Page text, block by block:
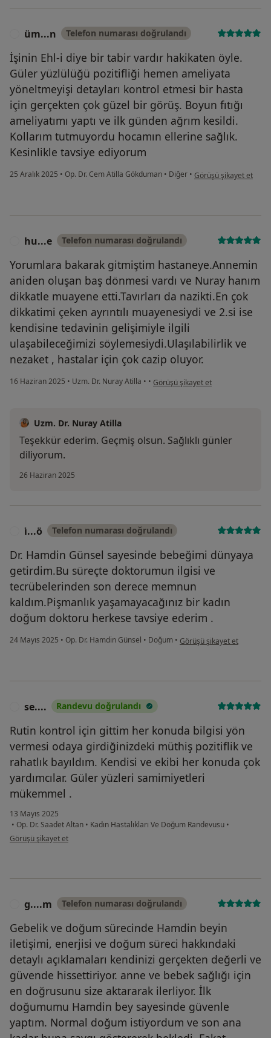
üm...n Telefon numarası doğrulandı
İşinin Ehl-i diye bir tabir vardır hakikaten öyle.
Güler yüzlülüğü pozitifliği hemen ameliyata
yöneltmeyişi detayları kontrol etmesi bir hasta
için gerçekten çok güzel bir görüş. Boyun fıtığı
ameliyatımı yaptı ve ilk günden ağrım kesildi.
Kollarım tutmuyordu hocamın ellerine sağlık.
Kesinlikle tavsiye ediyorum
25 Aralık 2025 • Op. Dr. Cem Atilla Gökduman • Diğer • kullanıcının görüşüne
Görüşü şikayet et
hu...e Telefon numarası doğrulandı
Yorumlara bakarak gitmiştim hastaneye.Annemin
aniden oluşan baş dönmesi vardı ve Nuray hanım
dikkatle muayene etti.Tavırları da nazikti.En çok
dikkatimi çeken ayrıntılı muayenesiydi ve 2.si ise
kendisine tedavinin gelişimiyle ilgili
ulaşabileceğimizi söylemesiydi.Ulaşılabilirlik ve
nezaket , hastalar için çok cazip oluyor.
16 Haziran 2025 • Uzm. Dr. Nuray Atilla • • kullanıcının görüşüne göre hu...e
Görüşü şikayet et
Uzm. Dr. Nuray Atilla
Teşekkür ederim. Geçmiş olsun. Sağlıklı günler
diliyorum.
26 Haziran 2025
i̇...ö Telefon numarası doğrulandı
Dr. Hamdin Günsel sayesinde bebeğimi dünyaya
getirdim.Bu süreçte doktorumun ilgisi ve
tecrübelerinden son derece memnun
kaldım.Pişmanlık yaşamayacağınız bir kadın
doğum doktoru herkese tavsiye ederim .
24 Mayıs 2025 • Op. Dr. Hamdin Günsel • Doğum • kullanıcının görüşüne göre
Görüşü şikayet et
se.... Randevu doğrulandı
Rutin kontrol için gittim her konuda bilgisi yön
vermesi odaya girdiğinizdeki müthiş pozitiflik ve
rahatlık bayıldım. Kendisi ve ekibi her konuda çok
yardımcılar. Güler yüzleri samimiyetleri
mükemmel .
13 Mayıs 2025
• Op. Dr. Saadet Altan • Kadın Hastalıkları Ve Doğum Randevusu •
kullanıcının görüşüne göre se....
Görüşü şikayet et
g....m Telefon numarası doğrulandı
Gebelik ve doğum sürecinde Hamdin beyin
iletişimi, enerjisi ve doğum süreci hakkındaki
detaylı açıklamaları kendinizi gerçekten değerli ve
güvende hissettiriyor. anne ve bebek sağlığı için
en doğrusunu size aktararak ilerliyor. İlk
doğumumu Hamdin bey sayesinde güvenle
yaptım. Normal doğum istiyordum ve son ana